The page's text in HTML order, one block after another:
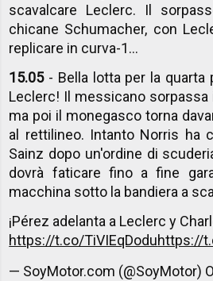
scavalcare Leclerc. Il
chicane Schumacher, con
replicare in curva-1...
15.05 - Bella lotta per la quarta
Leclerc! Il messicano sorpassa
ma poi il monegasco torna
al rettilineo. Intanto Norris ha
Sainz dopo un'ordine di
dovrà faticare fino a fine
macchina sotto la bandiera a
¡Pérez adelanta a Leclerc y
https://t.co/TiVIEqDoduhttps://
— SoyMotor.com (@SoyMotor)